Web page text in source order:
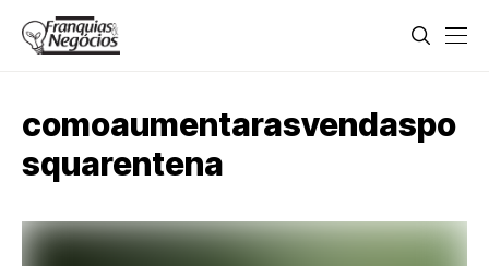
comoaumentarasvendaspo
squarentena